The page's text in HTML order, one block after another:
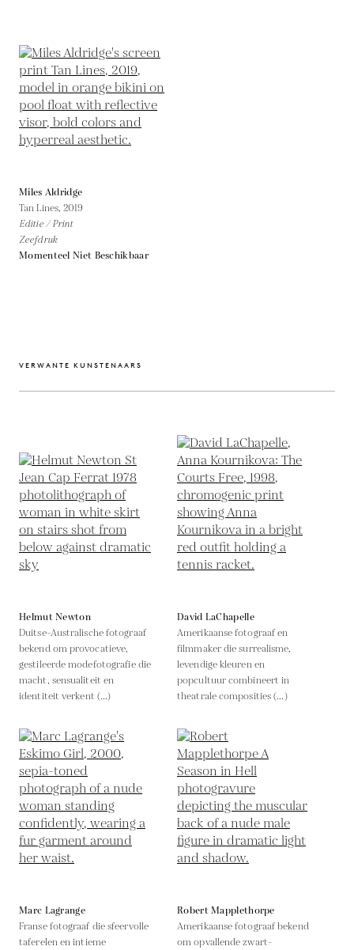
Miles Aldridge
Tan Lines,2019
Editie / Print
Zeefdruk
Momenteel Niet Beschikbaar
VERWANTE KUNSTENAARS
Helmut Newton
Duitse-Australische fotograaf
bekend om provocatieve,
gestileerde modefotografie die
macht, sensualiteit en
identiteit verkent (...)
David LaChapelle
Amerikaanse fotograaf en
filmmaker die surrealisme,
levendige kleuren en
popcultuur combineert in
theatrale composities (...)
Marc Lagrange
Franse fotograaf die sfeervolle
taferelen en intieme
Robert Mapplethorpe
Amerikaanse fotograaf bekend
om opvallende zwart-